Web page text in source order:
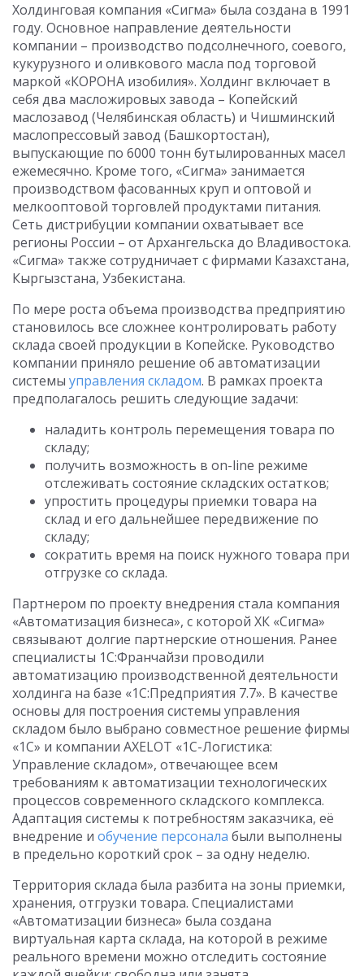
Холдинговая компания «Сигма» была создана в 1991
году. Основное направление деятельности
компании – производство подсолнечного, соевого,
кукурузного и оливкового масла под торговой
маркой «КОРОНА изобилия». Холдинг включает в
себя два масложировых завода – Копейский
маслозавод (Челябинская область) и Чишминский
маслопрессовый завод (Башкортостан),
выпускающие по 6000 тонн бутылированных масел
ежемесячно. Кроме того, «Сигма» занимается
производством фасованных круп и оптовой и
мелкооптовой торговлей продуктами питания.
Сеть дистрибуции компании охватывает все
регионы России – от Архангельска до Владивостока.
«Сигма» также сотрудничает с фирмами Казахстана,
Кыргызстана, Узбекистана.
По мере роста объема производства предприятию
становилось все сложнее контролировать работу
склада своей продукции в Копейске. Руководство
компании приняло решение об автоматизации
системы управления складом. В рамках проекта
предполагалось решить следующие задачи:
наладить контроль перемещения товара по
складу;
получить возможность в on-line режиме
отслеживать состояние складских остатков;
упростить процедуры приемки товара на
склад и его дальнейшее передвижение по
складу;
сократить время на поиск нужного товара при
отгрузке со склада.
Партнером по проекту внедрения стала компания
«Автоматизация бизнеса», с которой ХК «Сигма»
связывают долгие партнерские отношения. Ранее
специалисты 1С:Франчайзи проводили
автоматизацию производственной деятельности
холдинга на базе «1С:Предприятия 7.7». В качестве
основы для построения системы управления
складом было выбрано совместное решение фирмы
«1С» и компании AXELOT «1С-Логистика:
Управление складом», отвечающее всем
требованиям к автоматизации технологических
процессов современного складского комплекса.
Адаптация системы к потребностям заказчика, её
внедрение и обучение персонала были выполнены
в предельно короткий срок – за одну неделю.
Территория склада была разбита на зоны приемки,
хранения, отгрузки товара. Специалистами
«Автоматизации бизнеса» была создана
виртуальная карта склада, на которой в режиме
реального времени можно отследить состояние